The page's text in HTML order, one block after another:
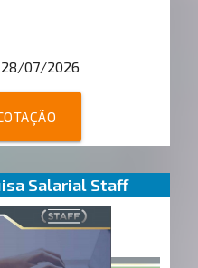
28/07/2026
Salarial Staff